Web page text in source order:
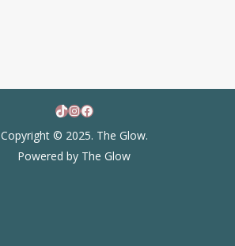
TikTok
Instagram
Facebook
Copyright © 2025. The Glow.
Powered by The Glow